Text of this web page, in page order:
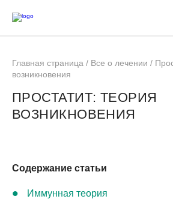
Главная страница / Все о лечении /
возникновения
ПРОСТАТИТ: ТЕОРИЯ
ВОЗНИКНОВЕНИЯ
Содержание статьи
Иммунная теория